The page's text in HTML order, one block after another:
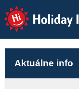
Holiday Info
Aktuálne info